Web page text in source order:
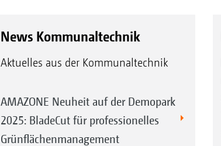
News Kommunaltechnik
Aktuelles aus der Kommunaltechnik
AMAZONE Neuheit auf der Demopark
2025: BladeCut für professionelles
Grünflächenmanagement